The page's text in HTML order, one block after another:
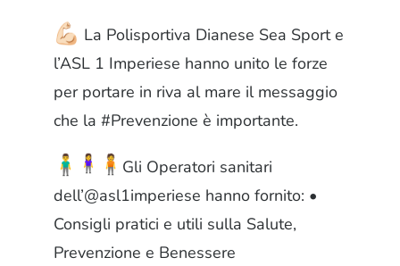
La Polisportiva Dianese Sea Sport e
l’ASL 1 Imperiese hanno unito le forze
per portare in riva al mare il messaggio
che la #Prevenzione è importante.
Gli Operatori sanitari
dell’@asl1imperiese hanno fornito: •
Consigli pratici e utili sulla Salute,
Prevenzione e Benessere